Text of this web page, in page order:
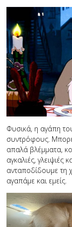
Φυσικά, η αγάπη
συντρόφους.
απαλά βλέμματα,
αγκαλιές, γλειψιές
ανταποδίδουμε τη
αγαπάμε και εμείς.